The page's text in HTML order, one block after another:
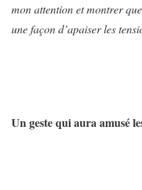
mon attention et montrer
une façon d’apaiser les
Un geste qui aura amusé